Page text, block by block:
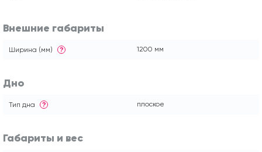
Внешние габариты
Ширина (мм) ? 1200 мм
Дно
Тип дна ? плоское
Габариты и вес